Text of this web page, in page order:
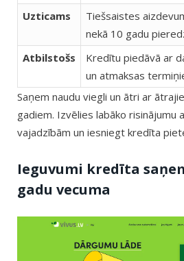
Uzticams
Tiešsaistes
nekā 10 gadu
Atbilstošs
Kredītu piedāvā ar
un atmaksas
Saņem naudu viegli un ātri ar
gadiem. Izvēlies labāko risinājumu
vajadzībām un iesniegt kredīta
Ieguvumi kredīta
gadu vecuma